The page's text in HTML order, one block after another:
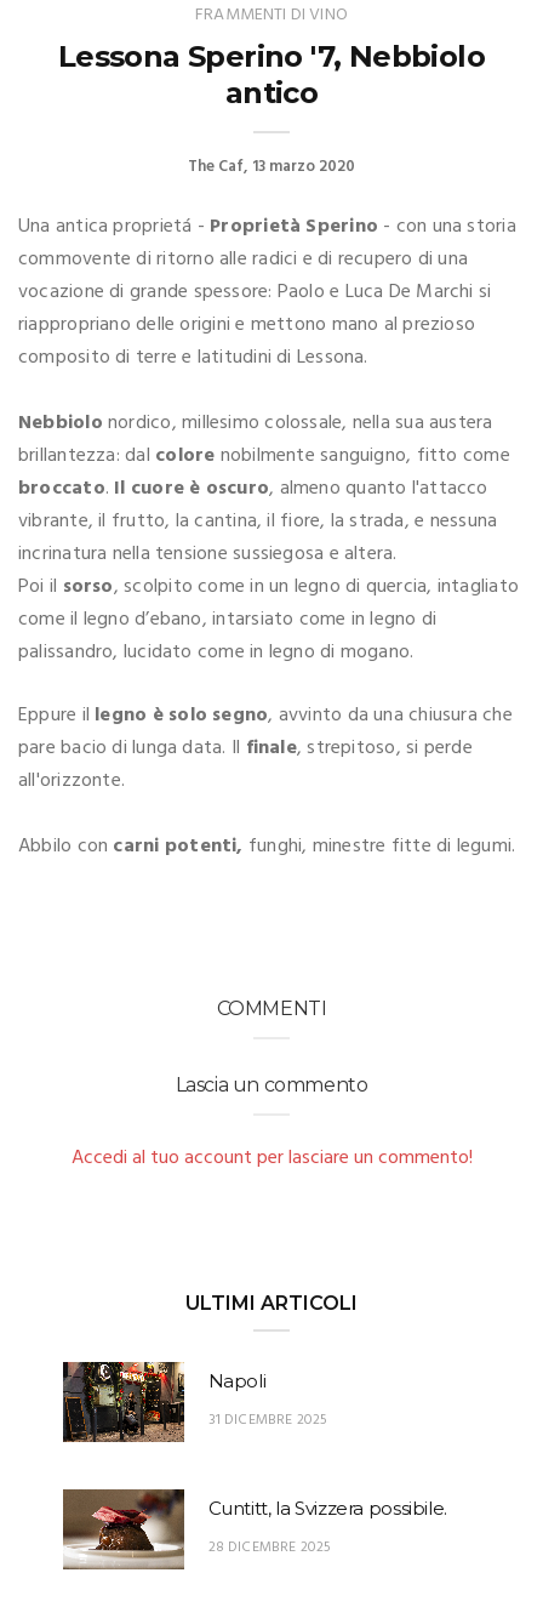
FRAMMENTI DI VINO
Lessona Sperino '7, Nebbiolo
antico
The Caf 13 marzo 2020
Una antica proprietá - Proprietà Sperino - con una storia
commovente di ritorno alle radici e di recupero di una
vocazione di grande spessore: Paolo e Luca De Marchi si
riappropriano delle origini e mettono mano al prezioso
composito di terre e latitudini di Lessona.
Nebbiolonordico, millesimo colossale, nella sua austera
brillantezza: dal colorenobilmente sanguigno, fitto come
broccato. Il cuore è oscuro, almeno quanto l'attacco
vibrante, il frutto, la cantina, il fiore, la strada, e nessuna
incrinatura nella tensione sussiegosa e altera.
Poi il sorso, scolpito come in un legno di quercia, intagliato
come il legno d’ebano, intarsiato come in legno di
palissandro, lucidato come in legno di mogano.
Eppure il legno è solo segno, avvinto da una chiusura che
pare bacio di lunga data. Il finale, strepitoso, si perde
all'orizzonte.
Abbilo con carni potenti, funghi, minestre fitte di legumi.
COMMENTI
Lascia un commento
Accedi al tuo account per lasciare un commento!
ULTIMI ARTICOLI
Napoli
31 DICEMBRE 2025
Cuntitt, la Svizzera possibile.
28 DICEMBRE 2025